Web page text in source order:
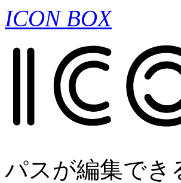
ICON BOX
パスが編集でき